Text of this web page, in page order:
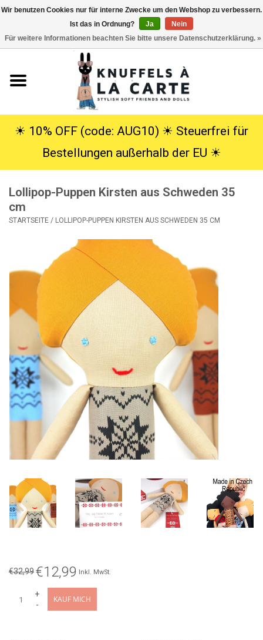
Kuscheltiere
SALE
Geschenke
Lookbooks
Marken
☀︎ 10% OFF (code: AUG10) ☀︎ Steuerfrei für
Bestellungen außerhalb der EU ☀︎
Lollipop-Puppen Kirsten aus Schweden 35
cm
STARTSEITE / LOLLIPOP-PUPPEN KIRSTEN AUS SCHWEDEN 35 CM
€32,99€12,99 Inkl. MwSt.
+
-
KAUF MICH
Wir benutzen Cookies nur für interne Zwecke um den Webshop zu verbessern.
Ist das in Ordnung?
Ja
Nein
Für weitere Informationen beachten Sie bitte unsere Datenschutzerklärung. »